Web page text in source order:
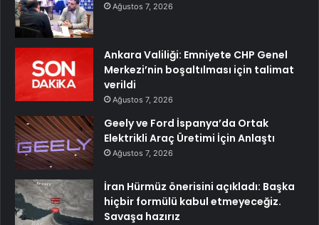
Ağustos 7, 2026
Ankara Valiliği: Emniyete CHP Genel
Merkezi’nin boşaltılması için talimat
verildi
Ağustos 7, 2026
Geely ve Ford İspanya’da Ortak
Elektrikli Araç Üretimi İçin Anlaştı
Ağustos 7, 2026
İran Hürmüz önerisini açıkladı: Başka
hiçbir formülü kabul etmeyeceğiz.
Savaşa hazırız